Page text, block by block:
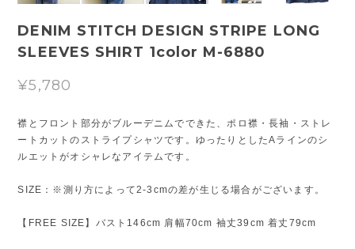
DENIM STITCH DESIGN STRIPE LONG
SLEEVES SHIRT 1color M-6880
¥5,780
襟とフロント部分がブルーデニムでできた、ポロ襟・長袖・ストレ
ートカットのストライプシャツです。ゆったりとしたAラインのシ
ルエットがオシャレなアイテムです。
SIZE：※測り方によって2-3cmの差が生じる場合がございます。
【FREE SIZE】バスト146cm 肩幅70cm 袖丈39cm 着丈79cm